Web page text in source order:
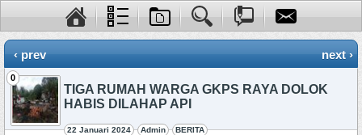
‹ prev next ›
0
TIGA RUMAH WARGA GKPS RAYA DOLOK
HABIS DILAHAP API
22 Januari 2024 Admin BERITA